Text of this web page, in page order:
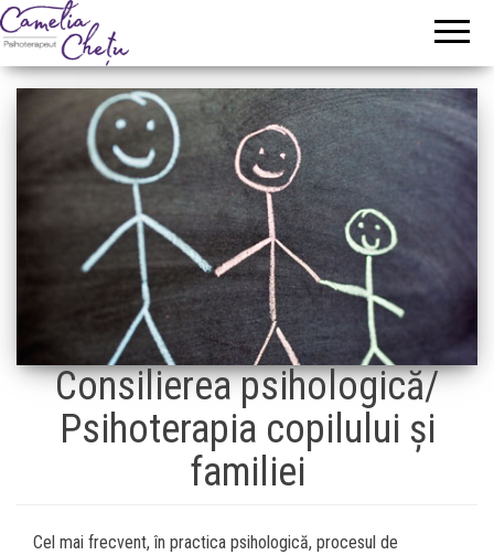
Consilierea psihologică/
Psihoterapia copilului și
familiei
Cel mai frecvent, în practica psihologică, procesul de